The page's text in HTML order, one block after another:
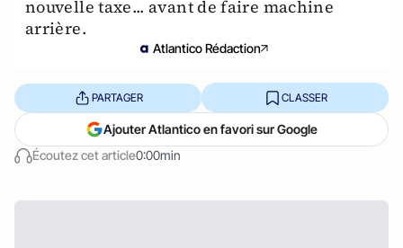
nouvelle taxe... avant de faire machine
arrière.
Atlantico Rédaction
Écoutez cet article0:00min
PARTAGER CLASSER
Ajouter Atlantico en favori sur Google